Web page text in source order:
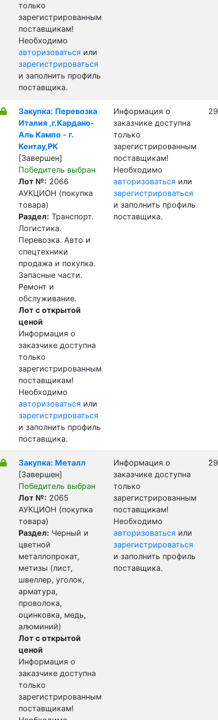
только
зарегистрированным
поставщикам!
Необходимо
авторизоваться или
зарегистрироваться
и заполнить профиль
поставщика.
Закупка: Перевозка
Италия ,г.Кардано-
Аль Кампо - г.
Кентау,РК
[Завершен]
Победитель выбран
Лот №: 2066
АУКЦИОН (покупка
товара)
Раздел: Транспорт.
Логистика.
Перевозка. Авто и
спецтехники
продажа и покупка.
Запасные части.
Ремонт и
обслуживание.
Лот с открытой
ценой
Информация о
заказчике доступна
только
зарегистрированным
поставщикам!
Необходимо
авторизоваться или
зарегистрироваться
и заполнить профиль
поставщика.
Информация о
заказчике доступна
только
зарегистрированным
поставщикам!
Необходимо
авторизоваться или
зарегистрироваться
и заполнить профиль
поставщика.
Закупка: Металл
[Завершен]
Победитель выбран
Лот №: 2065
АУКЦИОН (покупка
товара)
Раздел: Черный и
цветной
металлопрокат,
метизы (лист,
швеллер, уголок,
арматура,
проволока,
оцинковка, медь,
алюминий)
Лот с открытой
ценой
Информация о
заказчике доступна
только
зарегистрированным
поставщикам!
Информация о
заказчике доступна
только
зарегистрированным
поставщикам!
Необходимо
авторизоваться или
зарегистрироваться
и заполнить профиль
поставщика.